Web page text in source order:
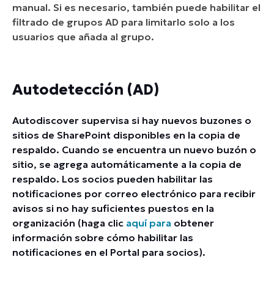
manual. Si es necesario, también puede habilitar el
filtrado de grupos AD para limitarlo solo a los
usuarios que añada al grupo.
Autodetección (AD)
Autodiscover supervisa si hay nuevos buzones o
sitios de SharePoint disponibles en la copia de
respaldo. Cuando se encuentra un nuevo buzón o
sitio, se agrega automáticamente a la copia de
respaldo. Los socios pueden habilitar las
notificaciones por correo electrónico para recibir
avisos si no hay suficientes puestos en la
organización (haga clic aquí para obtener
información sobre cómo habilitar las
notificaciones en el Portal para socios).